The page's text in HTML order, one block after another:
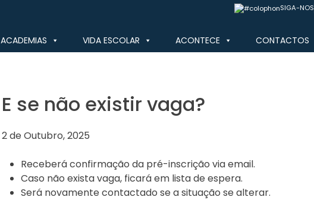
SIGA-NOS
ACADEMIAS VIDA ESCOLAR ACONTECE CONTACTOS
E se não existir vaga?
2 de Outubro, 2025
Receberá confirmação da pré-inscrição via email.
Caso não exista vaga, ficará em lista de espera.
Será novamente contactado se a situação se alterar.